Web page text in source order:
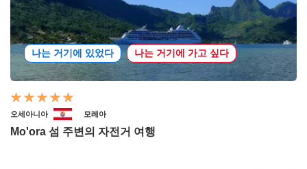
나는 거기에 있었다 나는 거기에 가고 싶다
오세아니아 모레아
Mo'ora 섬 주변의 자전거 여행